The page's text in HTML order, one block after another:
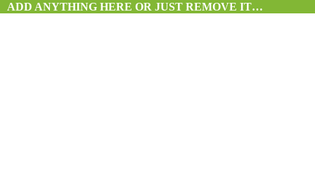
ADD ANYTHING HERE OR JUST REMOVE IT…